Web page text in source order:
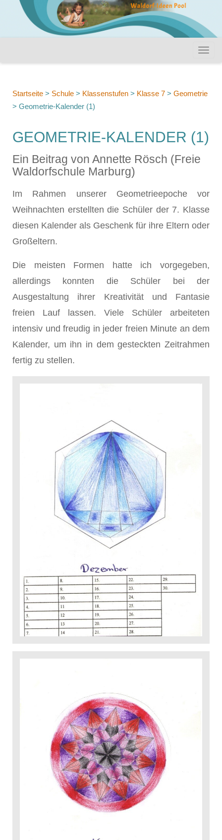
Startseite > Schule > Klassenstufen > Klasse 7 > Geometrie
> Geometrie-Kalender (1)
GEOMETRIE-KALENDER (1)
Ein Beitrag von Annette Rösch (Freie
Waldorfschule Marburg)
Im Rahmen unserer Geometrieepoche vor
Weihnachten erstellten die Schüler der 7. Klasse
diesen Kalender als Geschenk für ihre Eltern oder
Großeltern.
Die meisten Formen hatte ich vorgegeben,
allerdings konnten die Schüler bei der
Ausgestaltung ihrer Kreativität und Fantasie
freien Lauf lassen. Viele Schüler arbeiteten
intensiv und freudig in jeder freien Minute an dem
Kalender, um ihn in dem gesteckten Zeitrahmen
fertig zu stellen.